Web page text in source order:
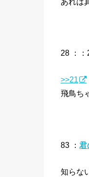
28 ：
>>21
飛鳥ち
83 ： 君
知らな